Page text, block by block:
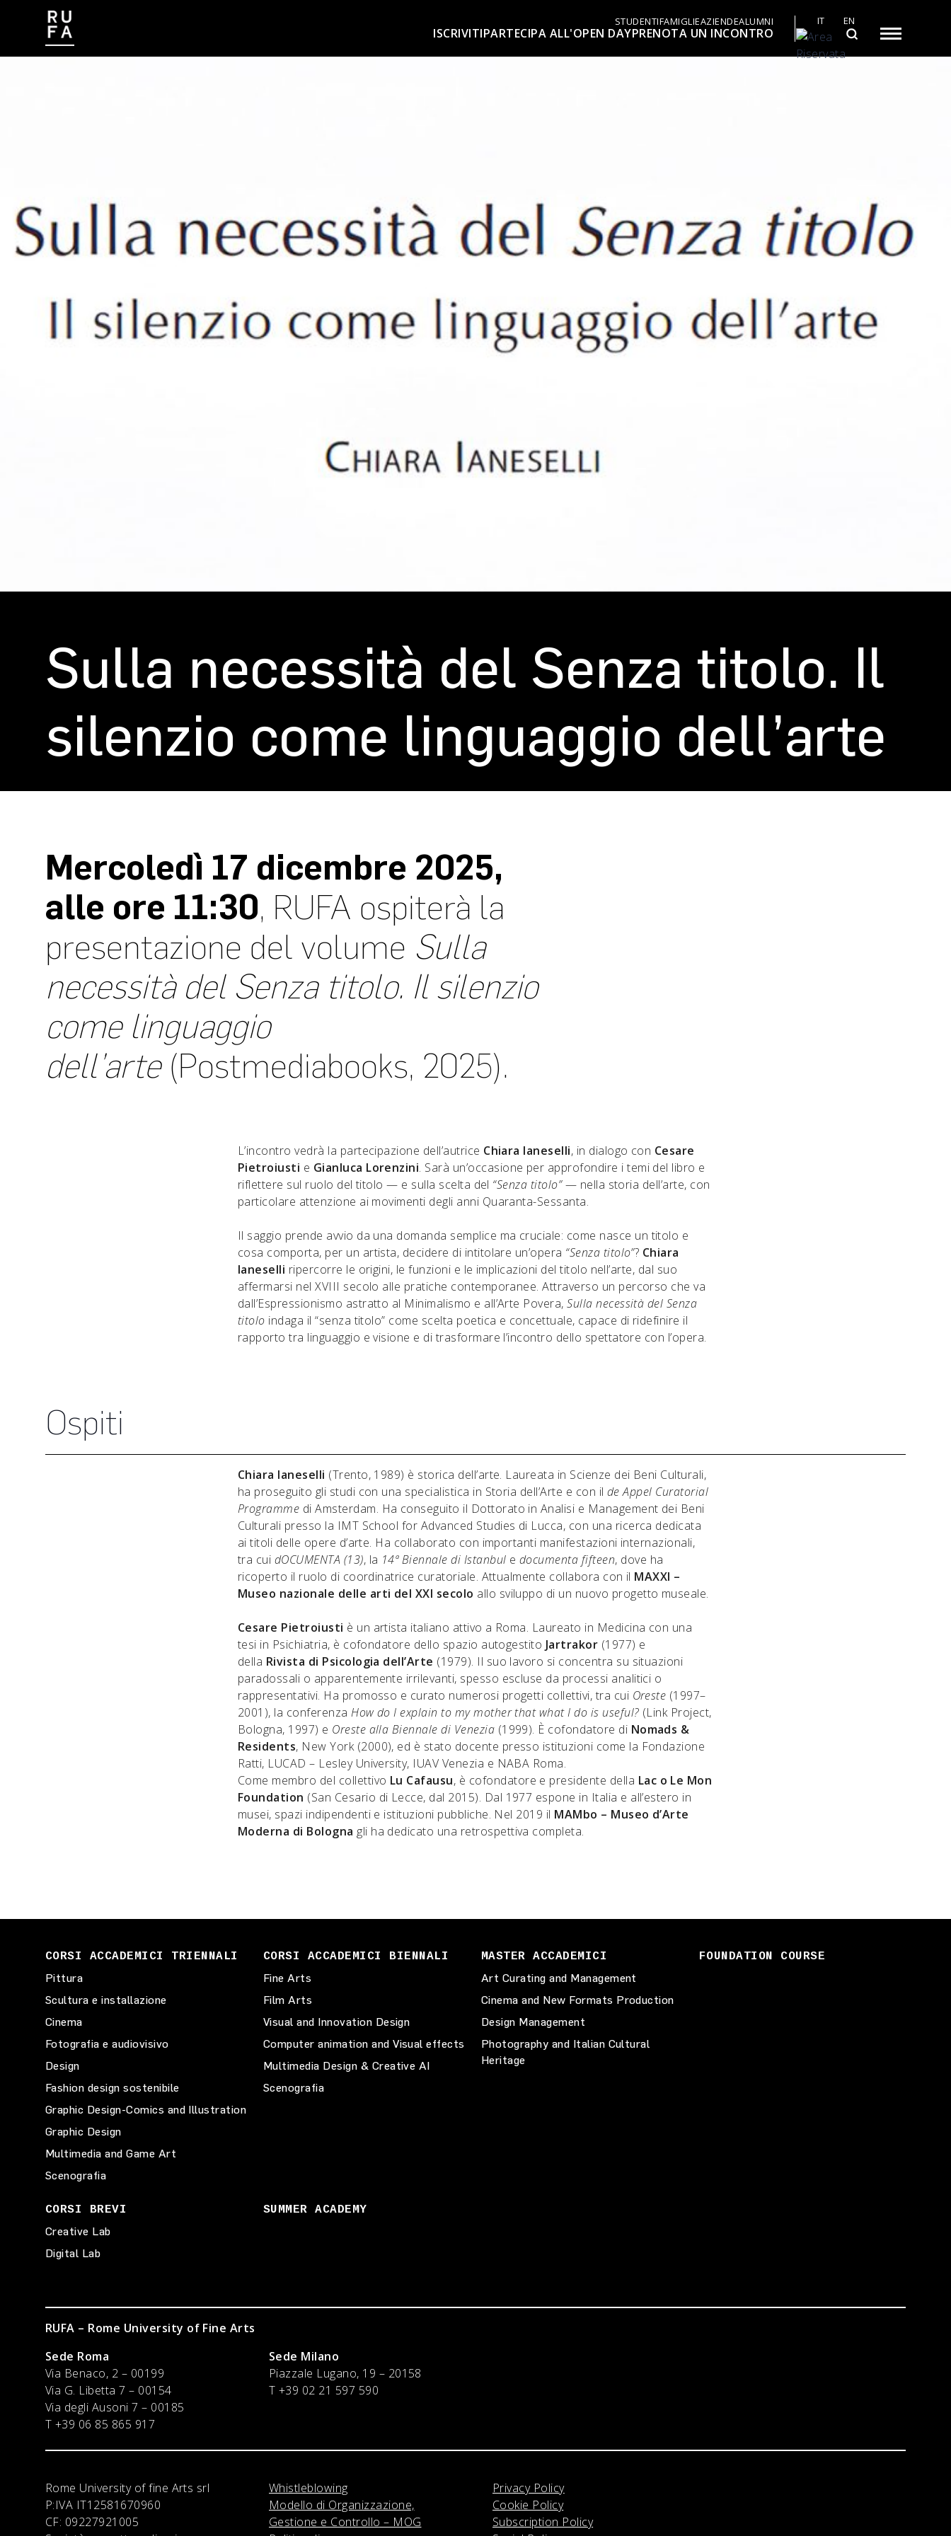
STUDENTIFAMIGLIEAZIENDEALUMNI
ISCRIVITIPARTECIPA ALL'OPEN DAYPRENOTA UN INCONTRO
IT
EN
CONTATTI
Sulla necessità del Senza titolo. Il
silenzio come linguaggio dell’arte
Mercoledì 17 dicembre 2025,
alle ore 11:30, RUFA ospiterà la
presentazione del volume Sulla
necessità del Senza titolo. Il silenzio
come linguaggio
dell’arte(Postmediabooks, 2025).
L’incontro vedrà la partecipazione dell’autrice Chiara Ianeselli, in dialogo con Cesare
Pietroiusti e Gianluca Lorenzini. Sarà un’occasione per approfondire i temi del libro e
riflettere sul ruolo del titolo — e sulla scelta del “Senza titolo” — nella storia dell’arte, con
particolare attenzione ai movimenti degli anni Quaranta-Sessanta.
Il saggio prende avvio da una domanda semplice ma cruciale: come nasce un titolo e
cosa comporta, per un artista, decidere di intitolare un’opera “Senza titolo”? Chiara
Ianeselli ripercorre le origini, le funzioni e le implicazioni del titolo nell’arte, dal suo
affermarsi nel XVIII secolo alle pratiche contemporanee. Attraverso un percorso che va
dall’Espressionismo astratto al Minimalismo e all’Arte Povera, Sulla necessità del Senza
titolo indaga il “senza titolo” come scelta poetica e concettuale, capace di ridefinire il
rapporto tra linguaggio e visione e di trasformare l’incontro dello spettatore con l’opera.
Ospiti
Chiara Ianeselli (Trento, 1989) è storica dell’arte. Laureata in Scienze dei Beni Culturali,
ha proseguito gli studi con una specialistica in Storia dell’Arte e con il de Appel Curatorial
Programme di Amsterdam. Ha conseguito il Dottorato in Analisi e Management dei Beni
Culturali presso la IMT School for Advanced Studies di Lucca, con una ricerca dedicata
ai titoli delle opere d’arte. Ha collaborato con importanti manifestazioni internazionali,
tra cui dOCUMENTA (13), la 14ª Biennale di Istanbul e documenta fifteen, dove ha
ricoperto il ruolo di coordinatrice curatoriale. Attualmente collabora con il MAXXI –
Museo nazionale delle arti del XXI secolo allo sviluppo di un nuovo progetto museale.
Cesare Pietroiusti è un artista italiano attivo a Roma. Laureato in Medicina con una
tesi in Psichiatria, è cofondatore dello spazio autogestito Jartrakor (1977) e
della Rivista di Psicologia dell’Arte (1979). Il suo lavoro si concentra su situazioni
paradossali o apparentemente irrilevanti, spesso escluse da processi analitici o
rappresentativi. Ha promosso e curato numerosi progetti collettivi, tra cui Oreste (1997–
2001), la conferenza How do I explain to my mother that what I do is useful? (Link Project,
Bologna, 1997) e Oreste alla Biennale di Venezia (1999). È cofondatore di Nomads &
Residents, New York (2000), ed è stato docente presso istituzioni come la Fondazione
Ratti, LUCAD – Lesley University, IUAV Venezia e NABA Roma.
Come membro del collettivo Lu Cafausu, è cofondatore e presidente della Lac o Le Mon
Foundation (San Cesario di Lecce, dal 2015). Dal 1977 espone in Italia e all’estero in
musei, spazi indipendenti e istituzioni pubbliche. Nel 2019 il MAMbo – Museo d’Arte
Moderna di Bologna gli ha dedicato una retrospettiva completa.
CORSI ACCADEMICI TRIENNALI
Pittura
Scultura e installazione
Cinema
Fotografia e audiovisivo
Design
Fashion design sostenibile
Graphic Design-Comics and Illustration
Graphic Design
Multimedia and Game Art
Scenografia
CORSI ACCADEMICI BIENNALI
Fine Arts
Film Arts
Visual and Innovation Design
Computer animation and Visual effects
Multimedia Design & Creative AI
Scenografia
MASTER ACCADEMICI
Art Curating and Management
Cinema and New Formats Production
Design Management
Photography and Italian Cultural
Heritage
FOUNDATION COURSE
CORSI BREVI
Creative Lab
Digital Lab
SUMMER ACADEMY
RUFA – Rome University of Fine Arts
Sede Roma
Via Benaco, 2 – 00199
Via G. Libetta 7 – 00154
Via degli Ausoni 7 – 00185
T +39 06 85 865 917
Sede Milano
Piazzale Lugano, 19 – 20158
T +39 02 21 597 590
Rome University of fine Arts srl
P:IVA IT12581670960
CF: 09227921005
Whistleblowing
Modello di Organizzazione,
Gestione e Controllo – MOG
Privacy Policy
Cookie Policy
Subscription Policy